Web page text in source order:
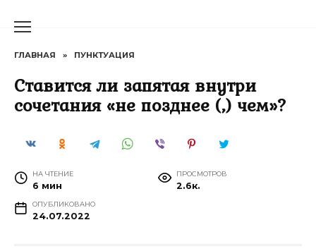
ГЛАВНАЯ » ПУНКТУАЦИЯ
Ставится ли запятая внутри
сочетания «не позднее (,) чем»?
НА ЧТЕНИЕ
6 мин
ПРОСМОТРОВ
2.6к.
ОПУБЛИКОВАНО
24.07.2022